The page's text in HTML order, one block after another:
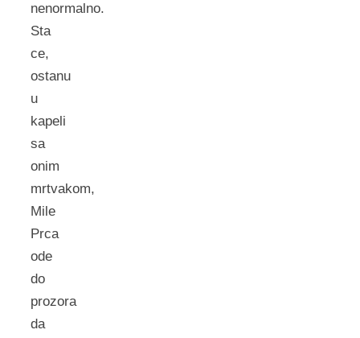
nenormalno.
Sta
ce,
ostanu
u
kapeli
sa
onim
mrtvakom,
Mile
Prca
ode
do
prozora
da